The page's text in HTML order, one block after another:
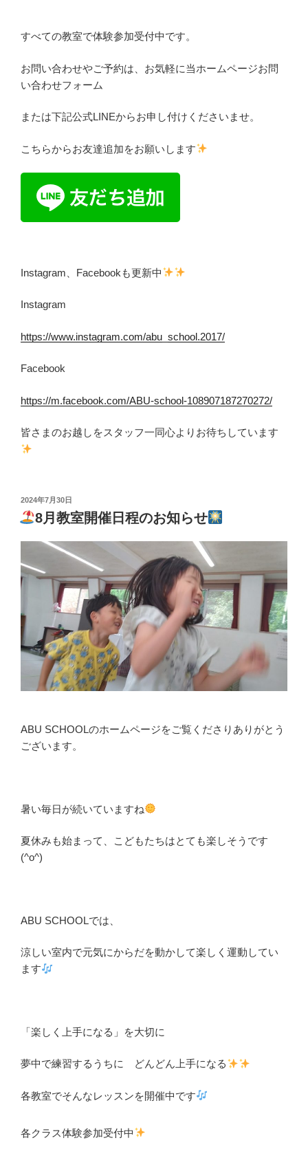
すべての教室で体験参加受付中です。
お問い合わせやご予約は、お気軽に当ホームページお問
い合わせフォーム
または下記公式LINEからお申し付けくださいませ。
こちらからお友達追加をお願いします
Instagram、Facebookも更新中
Instagram
https://www.instagram.com/abu_school.2017/
Facebook
https://m.facebook.com/ABU-school-108907187270272/
皆さまのお越しをスタッフ一同心よりお待ちしています
投
稿
日:
2024年7月30日
8月教室開催日程のお知らせ
ABU SCHOOLのホームページをご覧くださりありがとう
ございます。
暑い毎日が続いていますね
夏休みも始まって、こどもたちはとても楽しそうです
(^o^)
ABU SCHOOLでは、
涼しい室内で元気にからだを動かして楽しく運動してい
ます
「楽しく上手になる」を大切に
夢中で練習するうちに どんどん上手になる
各教室でそんなレッスンを開催中です
各クラス体験参加受付中